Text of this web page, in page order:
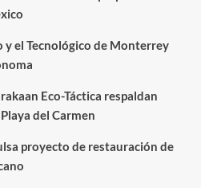
y el Tecnológico de Monterrey
Eco-Táctica respaldan
del Carmen
proyecto de restauración de